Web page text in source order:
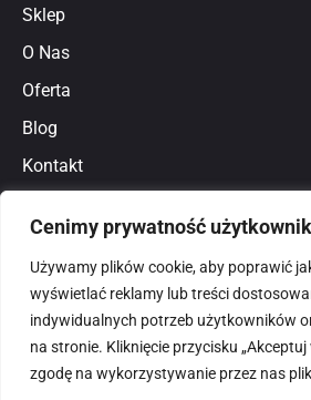
Cenimy prywatność
Używamy plików cookie, aby poprawić
wyświetlać reklamy lub treści
indywidualnych potrzeb użytkowników
na stronie. Kliknięcie przycisku
zgodę na wykorzystywanie przez nas
Sklep
O Nas
Oferta
Blog
Kontakt
Polityka prywatności